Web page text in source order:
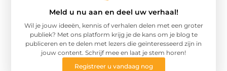
Meld u nu aan en deel uw verhaal!
Wil je jouw ideeën, kennis of verhalen delen met een groter
publiek? Met ons platform krijg je de kans om je blog te
publiceren en te delen met lezers die geïnteresseerd zijn in
jouw content. Schrijf mee en laat je stem horen!
Registreer u vandaag nog